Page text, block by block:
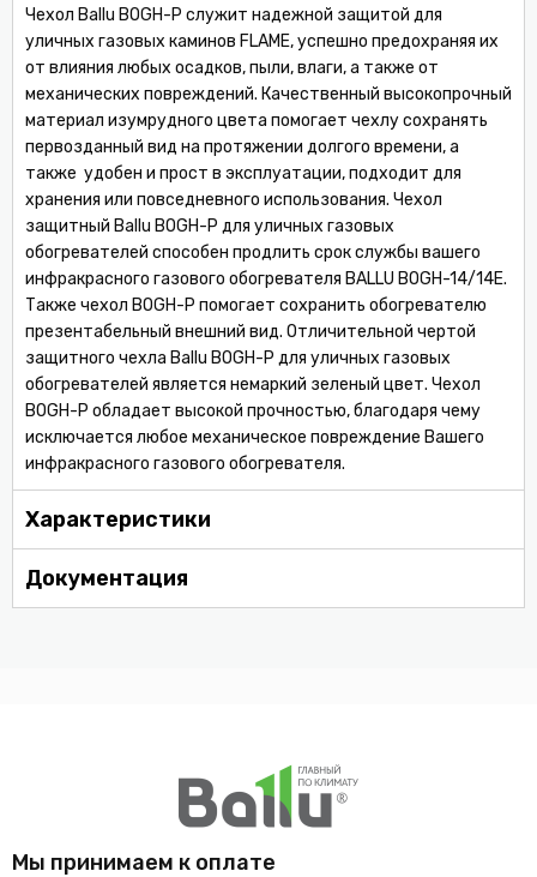
Чехол Ballu BOGH-P служит надежной защитой для
уличных газовых каминов FLAME, успешно предохраняя их
от влияния любых осадков, пыли, влаги, а также от
механических повреждений. Качественный высокопрочный
материал изумрудного цвета помогает чехлу сохранять
первозданный вид на протяжении долгого времени, а
также удобен и прост в эксплуатации, подходит для
хранения или повседневного использования. Чехол
защитный Ballu BOGH-P для уличных газовых
обогревателей способен продлить срок службы вашего
инфракрасного газового обогревателя BALLU BOGH-14/14Е.
Также чехол BOGH-P помогает сохранить обогревателю
презентабельный внешний вид. Отличительной чертой
защитного чехла Ballu BOGH-P для уличных газовых
обогревателей является немаркий зеленый цвет. Чехол
BOGH-P обладает высокой прочностью, благодаря чему
исключается любое механическое повреждение Вашего
инфракрасного газового обогревателя.
Характеристики
Документация
Мы принимаем к оплате